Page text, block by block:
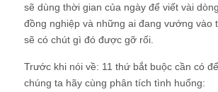
sẽ dùng thời gian của ngày để viết vài
đồng nghiệp và những ai đang vướng vào
sẽ có chút gì đó được gỡ rối.
Trước khi nói về: 11 thứ bắt buộc cần có
chúng ta hãy cùng phân tích tình huống: